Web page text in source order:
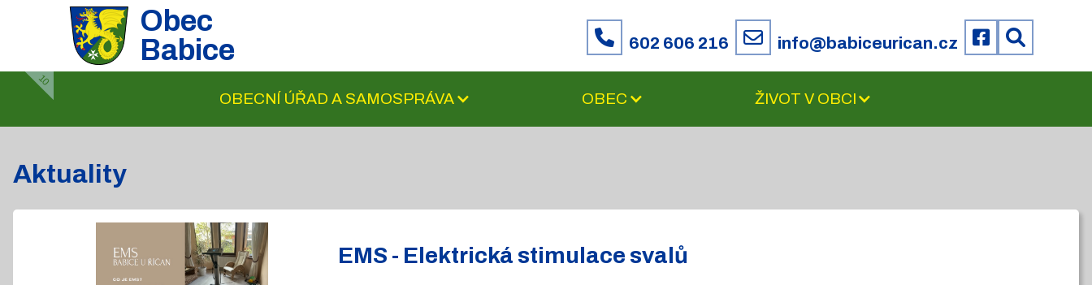
Obec
Babice
602 606 216 info@babiceurican.cz
10
OBECNÍ ÚŘAD A SAMOSPRÁVA OBEC ŽIVOT V OBCI
Aktuality
EMS - Elektrická stimulace svalů